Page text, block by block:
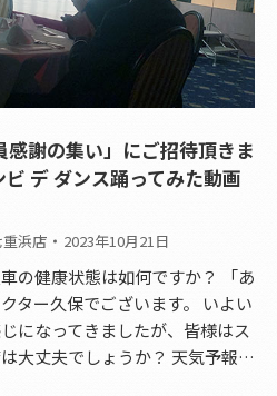
謝の集い」にご招待頂きま
デ ダンス踊ってみた動画
浜店 2023年10月21日
の健康状態は如何ですか？ 「あ
ター久保でございます。 いよい
になってきましたが、皆様はス
大丈夫でしょうか？ 天気予報…